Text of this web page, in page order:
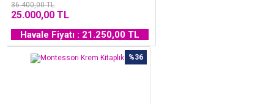
36.400,00 TL
25.000,00 TL
Havale Fiyatı : 21.250,00 TL
%36